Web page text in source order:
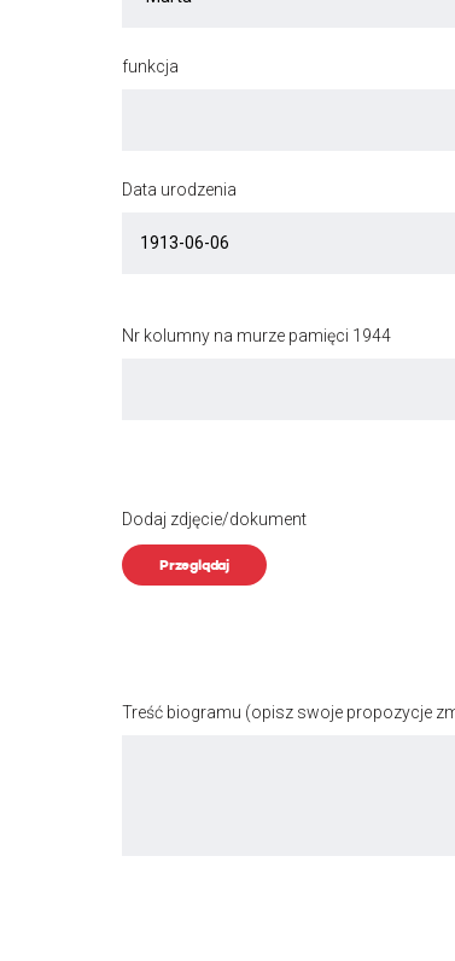
funkcja
Data urodzenia
Nr kolumny na murze pamięci 1944
Dodaj zdjęcie/dokument
Przeglądaj
Treść biogramu (opisz swoje propozycje